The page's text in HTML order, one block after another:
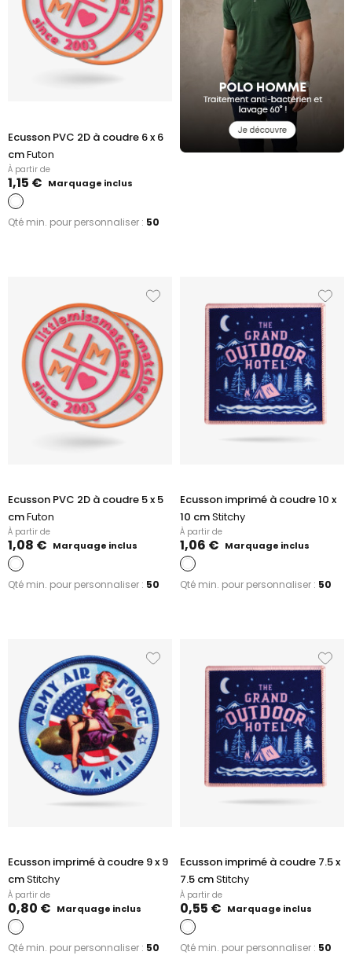
Ecusson PVC 2D à coudre 6 x 6
cmFuton
À partir de
1,15 € Marquage inclus
Qté min. pour personnaliser : 50
Ecusson PVC 2D à coudre 5 x 5
cmFuton
À partir de
1,08 € Marquage inclus
Qté min. pour personnaliser : 50
Ecusson imprimé à coudre 10 x
10 cmStitchy
À partir de
1,06 € Marquage inclus
Qté min. pour personnaliser : 50
Ecusson imprimé à coudre 9 x 9
cmStitchy
À partir de
0,80 € Marquage inclus
Qté min. pour personnaliser : 50
Ecusson imprimé à coudre 7.5 x
7.5 cmStitchy
À partir de
0,55 € Marquage inclus
Qté min. pour personnaliser : 50